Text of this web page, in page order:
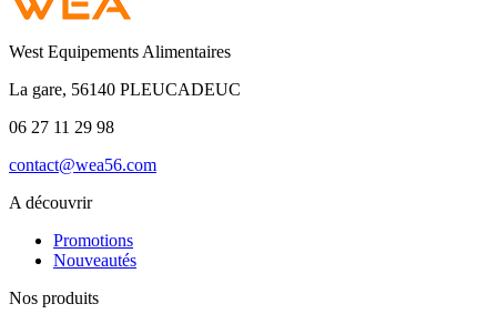
West Equipements Alimentaires
La gare, 56140 PLEUCADEUC
06 27 11 29 98
contact@wea56.com
A découvrir
Promotions
Nouveautés
Nos produits